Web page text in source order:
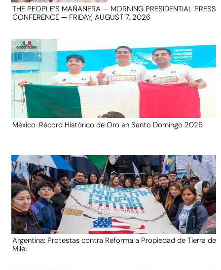
THE PEOPLE’S MAÑANERA — MORNING PRESIDENTIAL PRESS
CONFERENCE — FRIDAY, AUGUST 7, 2026
México: Récord Histórico de Oro en Santo Domingo 2026
Argentina: Protestas contra Reforma a Propiedad de Tierra de
Milei